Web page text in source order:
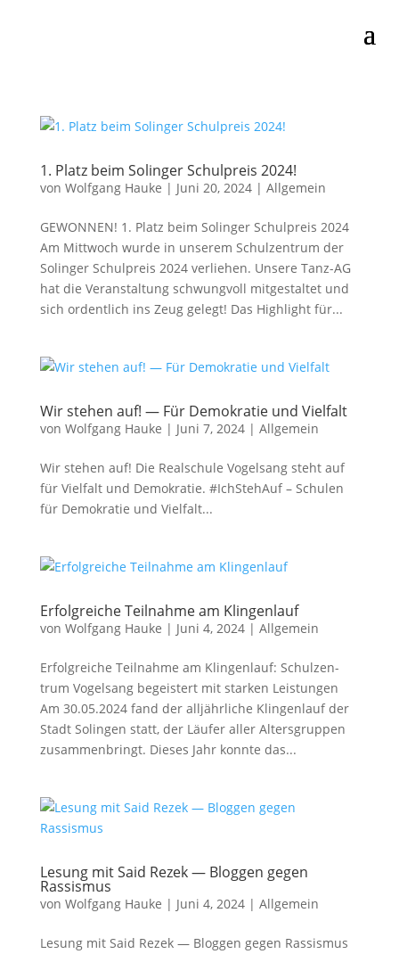
1. Platz beim Solinger Schulpreis 2024!
von Wolfgang Hauke | Juni 20, 2024| Allgemein
GEWONNEN! 1. Platz beim Solin­ger Schul­preis 2024
Am Mitt­woch wur­de in unse­rem Schul­zen­trum der
Solin­ger Schul­preis 2024 ver­lie­hen. Unse­re Tanz-AG
hat die Ver­an­stal­tung schwung­voll mit­ge­stal­tet und
sich ordent­lich ins Zeug gelegt! Das High­light für...
Wir stehen auf! — Für Demokratie und Vielfalt
von Wolfgang Hauke | Juni 7, 2024| Allgemein
Wir ste­hen auf! Die Real­schu­le Vogel­sang steht auf
für Viel­falt und Demo­kra­tie. #Ich­S­te­hAuf – Schu­len
für Demo­kra­tie und Viel­falt...
Erfolgreiche Teilnahme am Klingenlauf
von Wolfgang Hauke | Juni 4, 2024| Allgemein
Erfolg­rei­che Teil­nah­me am Klin­gen­lauf: Schul­zen­
trum Vogel­sang begeis­tert mit star­ken Leis­tun­gen
Am 30.05.2024 fand der all­jähr­li­che Klin­gen­lauf der
Stadt Solin­gen statt, der Läu­fer aller Alters­grup­pen
zusam­men­bringt. Die­ses Jahr konn­te das...
Lesung mit Said Rezek — Bloggen gegen
Rassismus
von Wolfgang Hauke | Juni 4, 2024| Allgemein
Lesung mit Said Rezek — Blog­gen gegen Ras­sis­mus